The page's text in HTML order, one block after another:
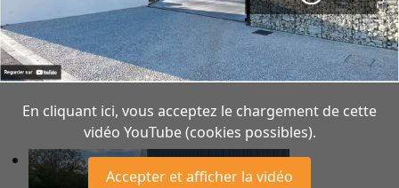
En cliquant ici, vous acceptez le chargement de cette
vidéo YouTube (cookies possibles).
Accepter et afficher la vidéo